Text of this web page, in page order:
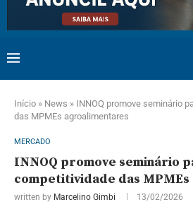
Início » News » INNOQ promove seminário
das MPMEs agroalimentares
MERCADO
INNOQ promove seminário
competitividade das
written by Marcelino Gimbi 13/02/2026